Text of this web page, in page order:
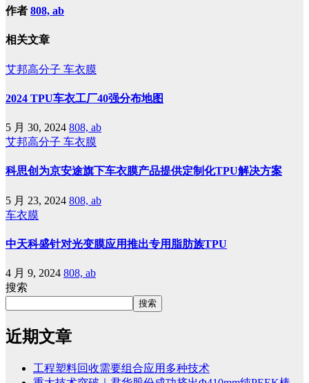
作者 808, ab
相关文章
艾邦高分子 车衣膜
2024 TPU车衣工厂40强分布地图
5 月 30, 2024 808, ab
艾邦高分子 车衣膜
科思创为京安途旗下车衣膜产品提供定制化TPU解决方案
5 月 23, 2024 808, ab
车衣膜
中天科盛针对光变膜应用推出专用脂肪族TPU
4 月 9, 2024 808, ab
搜索
搜索
近期文章
工程塑料回收需要组合应用多种技术